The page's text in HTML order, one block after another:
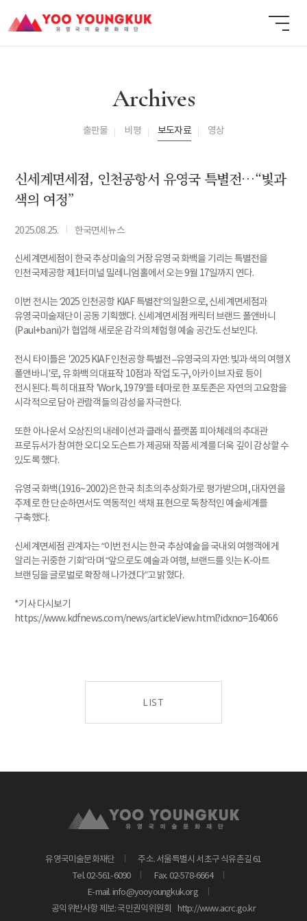
Archives
출판물 비평 보도자료 영상
신세계면세점, 인천공항서 유영국 특별전…“빛과
색의 여정”
2025.08.25. 한국면세뉴스
신세계면세점이 한국 추상미술의 거장 유영국 화백을 기리는 특별전을
인천국제공항 제1터미널 밀레니엄홀에서 오는 9월 17일까지 연다.
이번 전시는 ‘2025 인천공항 KIAF 특별전’의 일환으로, 신세계면세점과
유영국미술재단이 공동 기획했다. 신세계면세점 캐릭터 브랜드 폴앤바니
(Paul+bani)가 협업해 새로운 감각의 체험형 예술 공간도 선보인다.
전시 타이틀은 '2025 KIAF 인천공항 특별전–유영국의 자연: 빛과 색의 여행 X
폴앤바니'로, 유 화백의 대표작 10점과 작업 도구, 아카이브 자료 등이
전시된다. 특히 대표작 'Work, 1979'를 테마로 한 포토존은 자연의 고요함을
시각적으로 담아 관람객들의 감성을 자극한다.
또한 아나운서 오상진의 내레이션과 클래식 플랫폼 피아체레의 추대관
프로듀서가 참여한 오디오 도슨트가 제공돼 작품 세계를 더욱 깊이 감상할 수
있도록 했다.
유영국 화백(1916~2002)은 한국 최초의 추상화가로 평가받으며, 대자연을
주제로 한 단순하면서도 역동적인 색채 표현으로 독창적인 예술세계를
구축했다.
신세계면세점 관계자는 “이번 전시는 한국 추상예술을 국내외 여행객에게
알리는 귀중한 기회”라며 “앞으로도 예술과 여행, 브랜드를 잇는 K-아트
브랜딩을 글로벌로 확장해 나가겠다”고 밝혔다.
*기사 다시보기
https://www.kdfnews.com/news/articleView.html?idxno=164066
LIST
유영국미술문화재단
주소. 서울특별시 서초구 식유촌길 61
Tel. 02-561-6090
Fax. 02-578-6664
E-mail. info@yooyoungkuk.org
공익위반사항 제보: 국민권익위원회
http://www.acrc.go.kr